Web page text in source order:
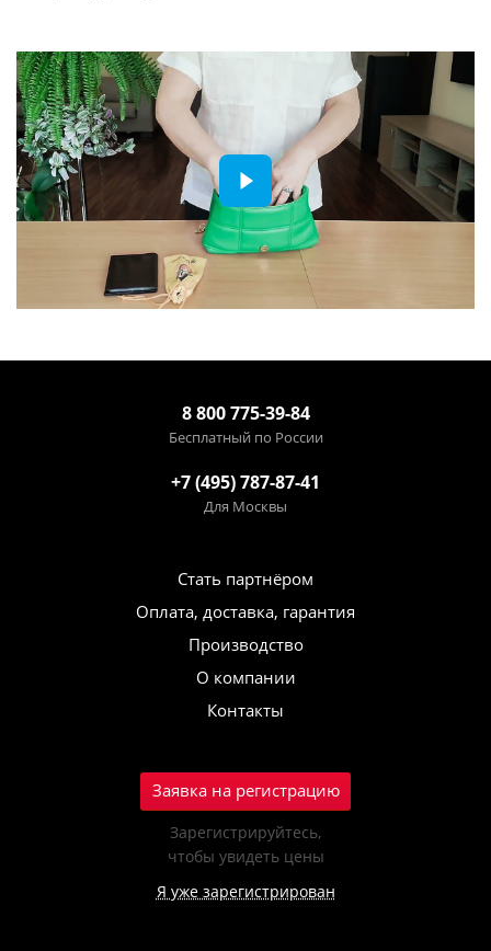
8 800 775-39-84
Бесплатный по России
+7 (495) 787-87-41
Для Москвы
Стать партнёром
Оплата, доставка, гарантия
Производство
О компании
Контакты
Заявка на регистрацию
Зарегистрируйтесь,
чтобы увидеть цены
Я уже зарегистрирован